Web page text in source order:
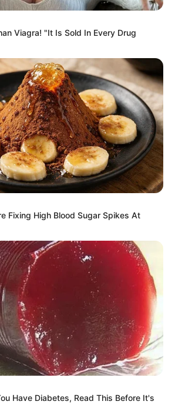
Policia po punon për të
ndërsa forcat zjarrfikëse
e rrugës nga mbetjet e